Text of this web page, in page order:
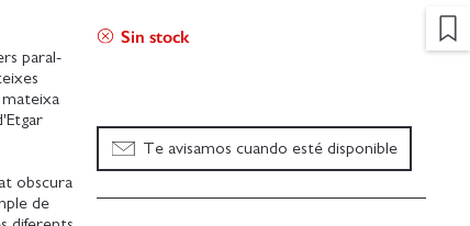
paral-
obscura
de
Sin stock
Te avisamos cuando esté disponible